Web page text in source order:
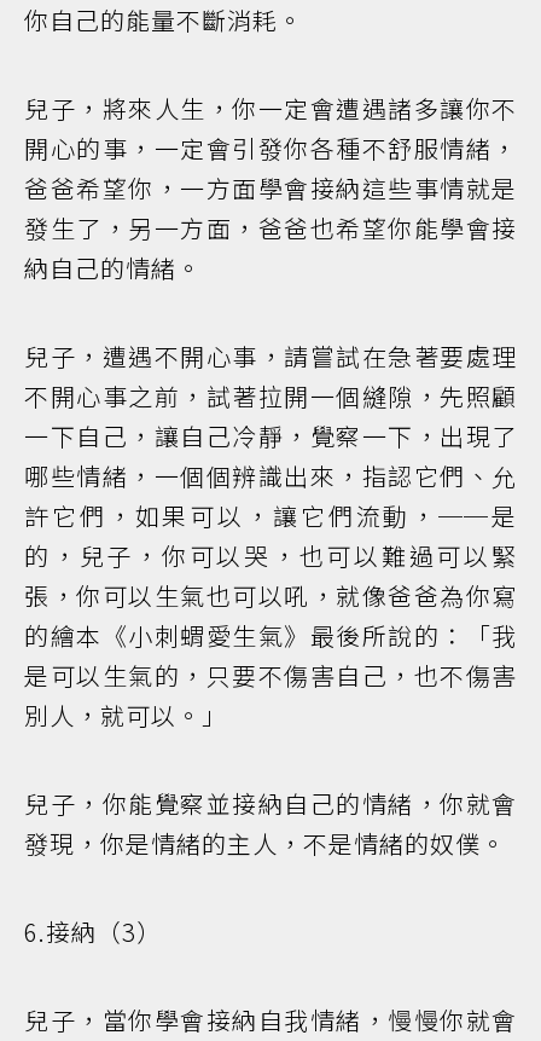
你自己的能量不斷消耗。
兒子，將來人生，你一定會遭遇諸多讓你不
開心的事，一定會引發你各種不舒服情緒，
爸爸希望你，一方面學會接納這些事情就是
發生了，另一方面，爸爸也希望你能學會接
納自己的情緒。
兒子，遭遇不開心事，請嘗試在急著要處理
不開心事之前，試著拉開一個縫隙，先照顧
一下自己，讓自己冷靜，覺察一下，出現了
哪些情緒，一個個辨識出來，指認它們、允
許它們，如果可以，讓它們流動，──是
的，兒子，你可以哭，也可以難過可以緊
張，你可以生氣也可以吼，就像爸爸為你寫
的繪本《小刺蝟愛生氣》最後所說的：「我
是可以生氣的，只要不傷害自己，也不傷害
別人，就可以。」
兒子，你能覺察並接納自己的情緒，你就會
發現，你是情緒的主人，不是情緒的奴僕。
6.接納（3）
兒子，當你學會接納自我情緒，慢慢你就會